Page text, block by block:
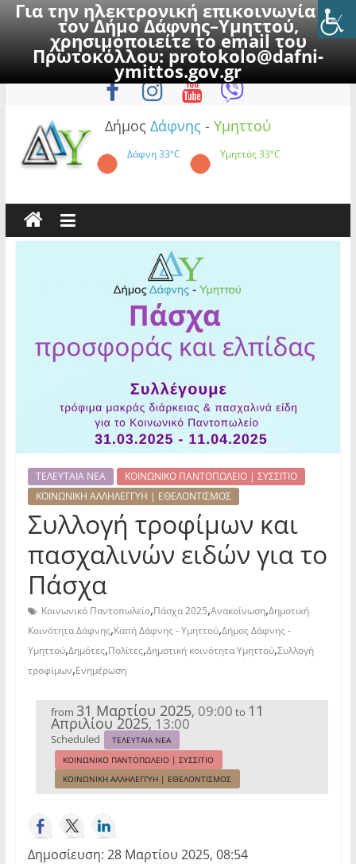
Για την ηλεκτρονική επικοινωνία με
τον Δήμο Δάφνης–Υμηττού,
χρησιμοποιείτε το email του
Πρωτοκόλλου:protokolo@dafni-
ymittos.gov.gr
to
Κυριακή, 9 Αυγούστου 2026
Δήμος Δάφνης - Υμηττού
Δάφνη33°C Υμηττός33°C
ΤΕΛΕΥΤΑΙΑ ΝΕΑ
ΚΟΙΝΩΝΙΚΟ ΠΑΝΤΟΠΩΛΕΙΟ | ΣΥΣΣΙΤΙΟ
ΚΟΙΝΩΝΙΚΗ ΑΛΛΗΛΕΓΓΥΗ | ΕΘΕΛΟΝΤΙΣΜΟΣ
Συλλογή τροφίμων και
πασχαλινών ειδών για το
Πάσχα
Κοινωνικό Παντοπωλείο,Πάσχα 2025,Ανακοίνωση,Δημοτική
Κοινότητα Δάφνης,Καπή Δάφνης - Υμηττού,Δήμος Δάφνης -
Υμηττού,Δημότες,Πολίτες,Δημοτική κοινότητα Υμηττού,Συλλογή
τροφίμων,Ενημέρωση
from 31 Μαρτίου 2025, 09:00 to 11
Απριλίου 2025, 13:00
Scheduled
ΤΕΛΕΥΤΑΙΑ ΝΕΑ
ΚΟΙΝΩΝΙΚΟ ΠΑΝΤΟΠΩΛΕΙΟ | ΣΥΣΣΙΤΙΟ
ΚΟΙΝΩΝΙΚΗ ΑΛΛΗΛΕΓΓΥΗ | ΕΘΕΛΟΝΤΙΣΜΟΣ
Δημοσίευση: 28 Μαρτίου 2025, 08:54